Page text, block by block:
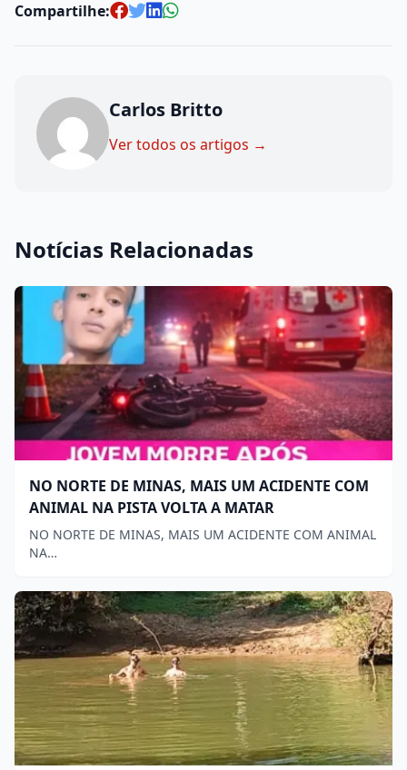
Compartilhe:
Carlos Britto
Ver todos os artigos →
Notícias Relacionadas
NO NORTE DE MINAS, MAIS UM ACIDENTE COM
ANIMAL NA PISTA VOLTA A MATAR
NO NORTE DE MINAS, MAIS UM ACIDENTE COM ANIMAL
NA…